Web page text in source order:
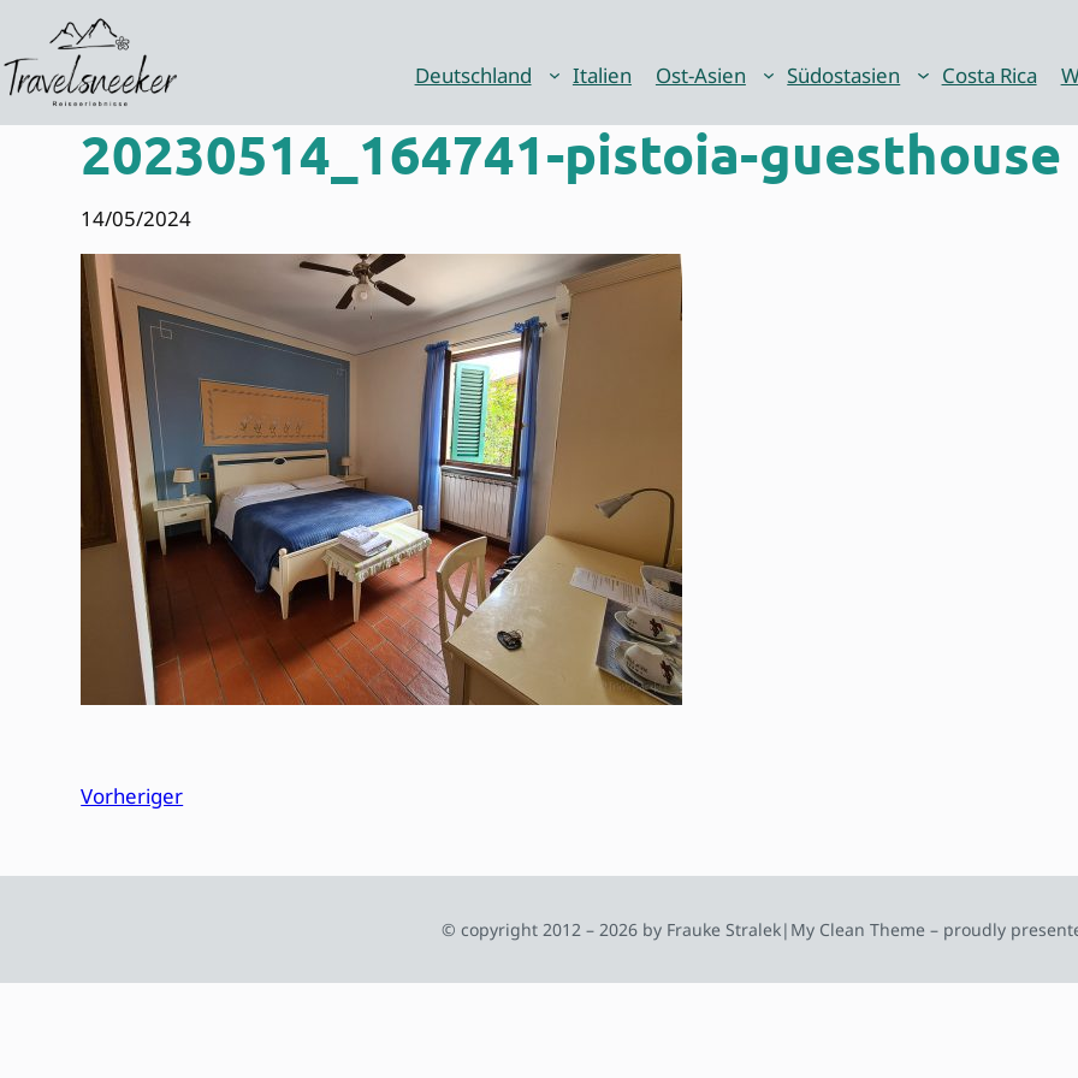
Inhalt
springen
Deutschland Italien Ost-Asien Südostasien Costa Rica
20230514_164741-pistoia-guesthouse
14/05/2024
Vorheriger
© copyright 2012 – 2026 by Frauke Stralek| My Clean Theme – proudly